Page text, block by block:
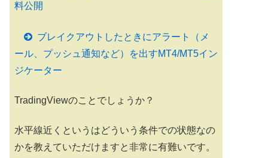
料公開
ブレイクアウトしたときにアラート（メ
ール、プッシュ通知など）を出すMT4/MT5イン
ジケーター
TradingViewのことでしょうか？
水平線近くというはどういう条件での状態なの
かを教えていただけますと非常に有難いです。